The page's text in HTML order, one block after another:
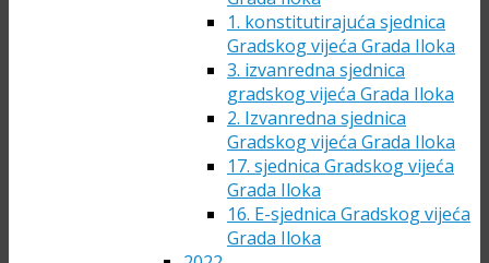
1. konstitutirajuća sjednica
Gradskog vijeća Grada Iloka
3. izvanredna sjednica
gradskog vijeća Grada Iloka
2. Izvanredna sjednica
Gradskog vijeća Grada Iloka
17. sjednica Gradskog vijeća
Grada Iloka
16. E-sjednica Gradskog vijeća
Grada Iloka